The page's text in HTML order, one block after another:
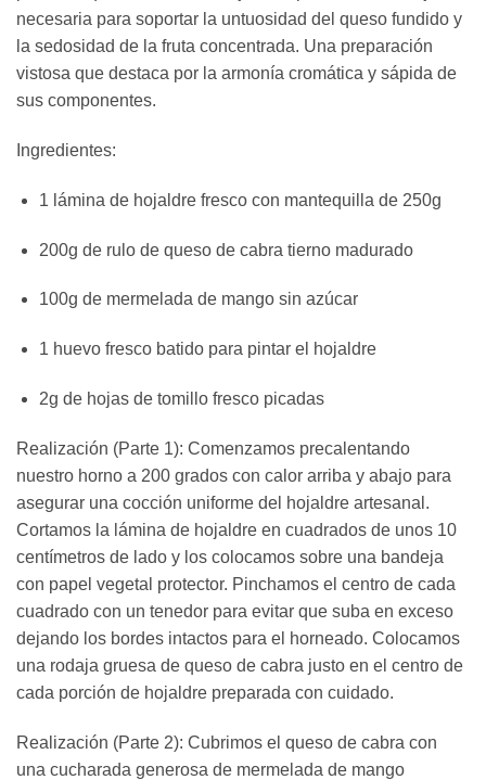
necesaria para soportar la untuosidad del queso fundido y
la sedosidad de la fruta concentrada. Una preparación
vistosa que destaca por la armonía cromática y sápida de
sus componentes.
Ingredientes:
1 lámina de hojaldre fresco con mantequilla de 250g
200g de rulo de queso de cabra tierno madurado
100g de mermelada de mango sin azúcar
1 huevo fresco batido para pintar el hojaldre
2g de hojas de tomillo fresco picadas
Realización (Parte 1): Comenzamos precalentando
nuestro horno a 200 grados con calor arriba y abajo para
asegurar una cocción uniforme del hojaldre artesanal.
Cortamos la lámina de hojaldre en cuadrados de unos 10
centímetros de lado y los colocamos sobre una bandeja
con papel vegetal protector. Pinchamos el centro de cada
cuadrado con un tenedor para evitar que suba en exceso
dejando los bordes intactos para el horneado. Colocamos
una rodaja gruesa de queso de cabra justo en el centro de
cada porción de hojaldre preparada con cuidado.
Realización (Parte 2): Cubrimos el queso de cabra con
una cucharada generosa de mermelada de mango